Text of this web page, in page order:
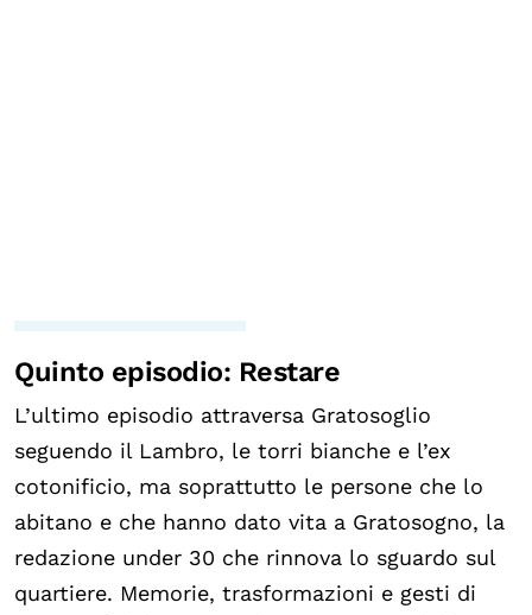
Quinto episodio: Restare
L’ultimo episodio attraversa Gratosoglio
seguendo il Lambro, le torri bianche e l’ex
cotonificio, ma soprattutto le persone che lo
abitano e che hanno dato vita a Gratosogno, la
redazione under 30 che rinnova lo sguardo sul
quartiere. Memorie, trasformazioni e gesti di